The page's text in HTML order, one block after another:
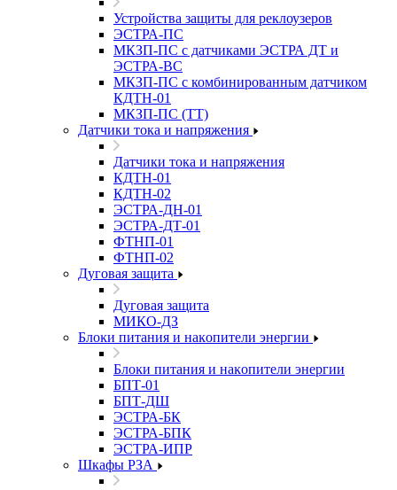
Устройства защиты для реклоузеров
ЭСТРА-ПС
МКЗП-ПС с датчиками ЭСТРА ДТ и
ЭСТРА-ВС
МКЗП-ПС с комбинированным датчиком
КДТН-01
МКЗП-ПС (ТТ)
Датчики тока и напряжения
Датчики тока и напряжения
КДТН-01
КДТН-02
ЭСТРА-ДН-01
ЭСТРА-ДТ-01
ФТНП-01
ФТНП-02
Дуговая защита
Дуговая защита
МИКО-ДЗ
Блоĸи питания и наĸопители энергии
Блоĸи питания и наĸопители энергии
БПТ-01
БПТ-ДШ
ЭСТРА-БК
ЭСТРА-БПК
ЭСТРА-ИПР
Шкафы РЗА